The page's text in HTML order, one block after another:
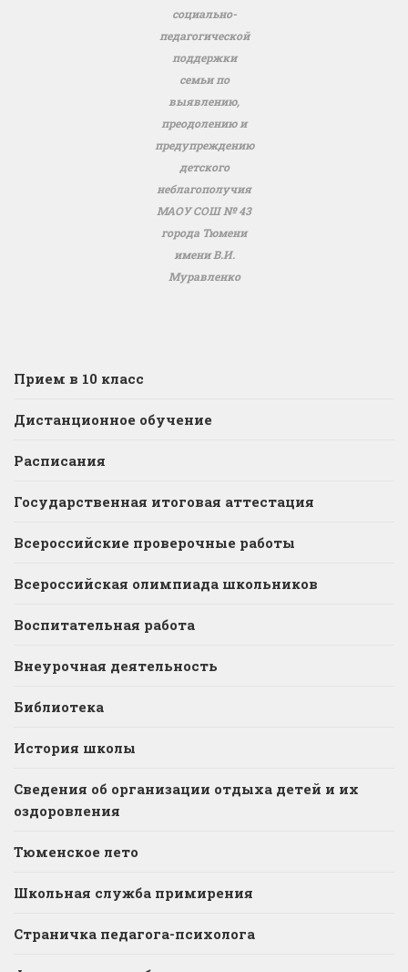
социально-
педагогической
поддержки
семьи по
выявлению,
преодолению и
предупреждению
детского
неблагополучия
МАОУ СОШ № 43
города Тюмени
имени В.И.
Муравленко
Прием в 10 класс
Дистанционное обучение
Расписания
Государственная итоговая аттестация
Всероссийские проверочные работы
Всероссийская олимпиада школьников
Воспитательная работа
Внеурочная деятельность
Библиотека
История школы
Сведения об организации отдыха детей и их
оздоровления
Тюменское лето
Школьная служба примирения
Страничка педагога-психолога